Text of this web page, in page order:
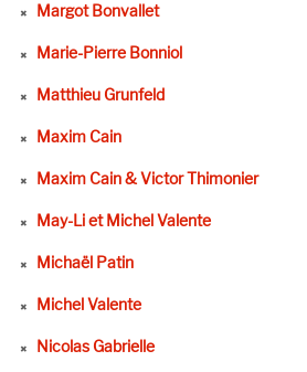
Margot Bonvallet
Marie-Pierre Bonniol
Matthieu Grunfeld
Maxim Cain
Maxim Cain & Victor Thimonier
May-Li et Michel Valente
Michaël Patin
Michel Valente
Nicolas Gabrielle